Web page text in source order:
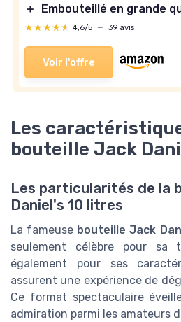
＋
Embouteillé en grande
★★★★★
★★★★★ 4,6/5 — 39 avis
Voir l'offre
Les
bouteille Jack
Les particularités de la
Daniel's 10 litres
La fameuse bouteille Jack
seulement célèbre pour sa
également pour ses
assurent une expérience de
Ce format spectaculaire
admiration parmi les amateurs